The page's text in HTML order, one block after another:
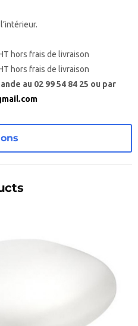
hors frais de livraison
hors frais de livraison
au 02 99 54 84 25 ou par